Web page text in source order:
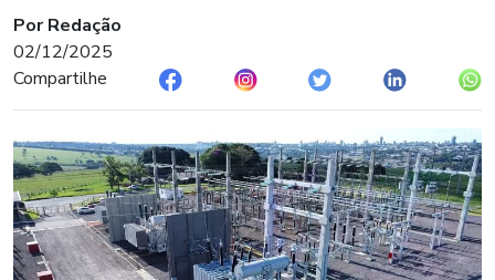
Por Redação
02/12/2025
Compartilhe